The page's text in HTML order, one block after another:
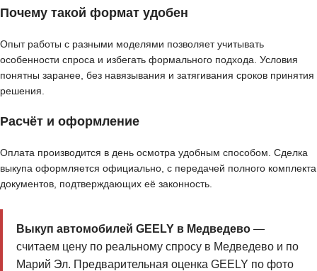
Почему такой формат удобен
Опыт работы с разными моделями позволяет учитывать
особенности спроса и избегать формального подхода. Условия
понятны заранее, без навязывания и затягивания сроков принятия
решения.
Расчёт и оформление
Оплата производится в день осмотра удобным способом. Сделка
выкупа оформляется официально, с передачей полного комплекта
документов, подтверждающих её законность.
Выкуп автомобилей GEELY в Медведево—
считаем цену по реальному спросу в Медведево и по
Марий Эл. Предварительная оценка GEELY по фото